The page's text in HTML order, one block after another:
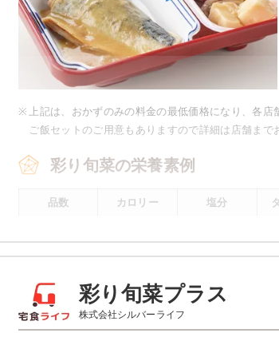
栄養素
-
※メニューの補足
※ その他備考
※
上記は、おかずのみの料金の最低価格になり、各店
ご飯セットのご用意もありますので詳細は店舗まで
彩り旬菜の栄養素例
品数 カロリー 塩分
彩り旬菜のメニュー例
サバの味噌だれがけ
彩り旬菜プラス
株式会社シルバーライフ